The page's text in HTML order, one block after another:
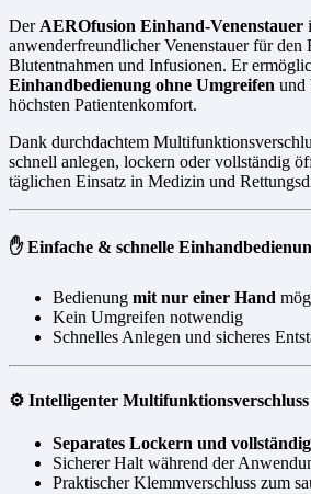
Der AEROfusion Einhand-Venenstauer
anwenderfreundlicher Venenstauer für den
Blutentnahmen und Infusionen. Er
Einhandbedienung ohne Umgreifen und
höchsten Patientenkomfort.
Dank durchdachtem
schnell anlegen, lockern oder vollständig
täglichen Einsatz in Medizin und
✋ Einfache & schnelle
Bedienung mit nur einer Hand
Kein Umgreifen notwendig
Schnelles Anlegen und sicheres
⚙️ Intelligenter Multifunktionsverschluss
Separates Lockern und
Sicherer Halt während der
Praktischer Klemmverschluss zum